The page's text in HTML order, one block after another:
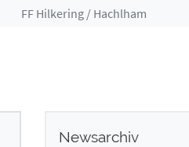
FF Hilkering / Hachlham
Newsarchiv